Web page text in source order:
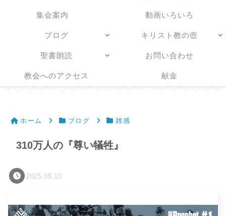
集会案内 動画いろいろ
ブログ キリスト教の壺
聖書朗読 お問い合わせ
教会へのアクセス 献金
ホーム ブログ 雑感
310万人の『尊い犠牲』
2025.05.10